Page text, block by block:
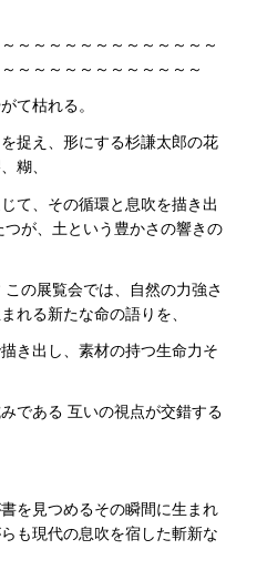
～～～～～～～～～～～～～
～～～～～～～～～～～～
て枯れる。
捉え、形にする杉謙太郎の花
糊、
て、 その循環と息吹を描き出
が、土という豊かさの響きの
の展覧会では、
自然の力強さ
れる新たな命の語りを、
き出し、素材の持つ生命力そ
である 互いの視点が交錯する
を見つめるその瞬間に生まれ
も現代の息吹を宿した斬新な